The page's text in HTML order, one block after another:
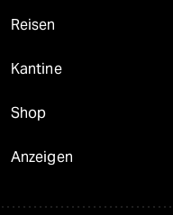
Reisen
Kantine
Shop
Anzeigen